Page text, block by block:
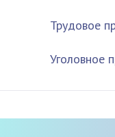
Трудовое
Уголовное